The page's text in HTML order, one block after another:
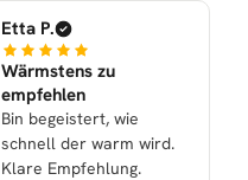
Etta P.
Wärmstens zu
empfehlen
Bin begeistert, wie
schnell der warm wird.
Klare Empfehlung.